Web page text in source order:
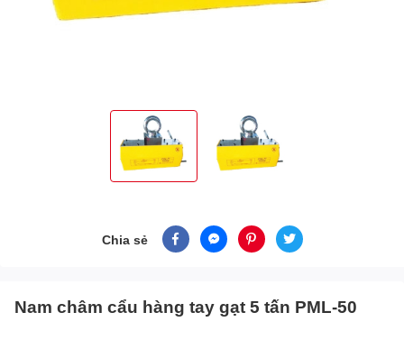
Chia sẻ
Nam châm cẩu hàng tay gạt 5 tấn PML-50